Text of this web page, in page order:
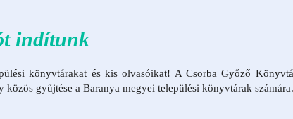
indítunk
könyvtárakat és kis olvasóikat! A Csorba Győző
közös gyűjtése a Baranya megyei települési könyvtárak számára.